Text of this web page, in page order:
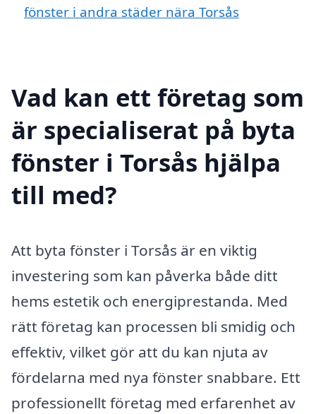
fönster i andra städer nära Torsås
Vad kan ett företag som
är specialiserat på byta
fönster i Torsås hjälpa
till med?
Att byta fönster i Torsås är en viktig
investering som kan påverka både ditt
hems estetik och energiprestanda. Med
rätt företag kan processen bli smidig och
effektiv, vilket gör att du kan njuta av
fördelarna med nya fönster snabbare. Ett
professionellt företag med erfarenhet av